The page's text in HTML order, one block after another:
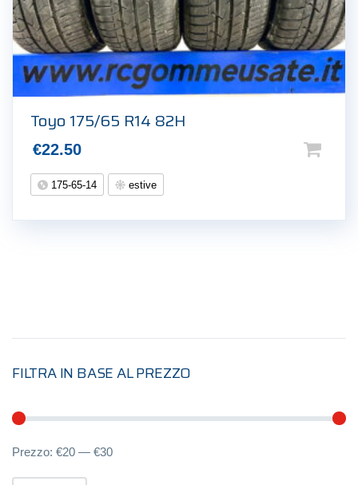
Toyo 175/65 R14 82H
€22.50
175-65-14 estive
FILTRA IN BASE AL PREZZO
Prezzo: €20 — €30